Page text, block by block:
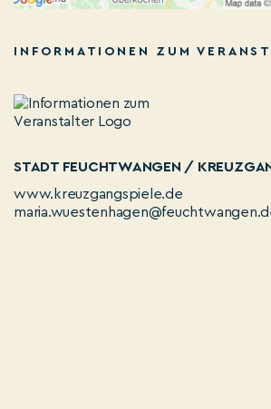
INFORMATIONEN ZUM
STADT FEUCHTWANGEN /
www.kreuzgangspiele.de